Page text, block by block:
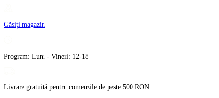
conținut
Găsiți magazin
Program: Luni - Vineri: 12-18
Livrare gratuită pentru comenzile de peste 500 RON